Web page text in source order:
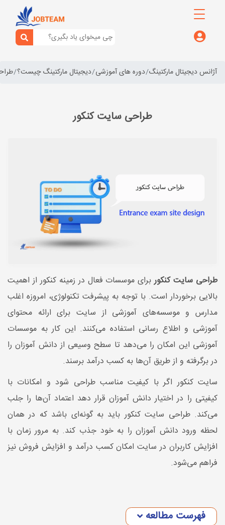
آژانس دیجیتال مارکتینگ دوره های آموزشی دیجیتال مارکتینگ چیست؟
طراحی سایت کنکور
طراحی سایت کنکوربرای موسسات فعال در زمینه کنکور از اهمیت
بالایی برخوردار است. با توجه به پیشرفت تکنولوژی، امروزه اغلب
مدارس و موسسه‌های آموزشی از سایت برای ارائه محتوای
آموزشی و اطلاع رسانی استفاده می‌کنند. این کار به موسسات
آموزشی این امکان را می‌دهد تا سطح وسیعی از دانش آموزان را
در برگرفته و از طریق آن‌ها به کسب درآمد برسند.
سایت کنکور اگر با کیفیت مناسب طراحی شود و امکانات با
کیفیتی را در اختیار دانش آموزان قرار دهد اعتماد آن‌ها را جلب
می‌کند. طراحی سایت کنکور باید به گونه‌ای باشد که در همان
لحظه ورود دانش آموزان را به خود جذب کند. به مرور زمان با
افزایش کاربران در سایت امکان کسب درآمد و افزایش فروش نیز
فراهم می‌شود.
فهرست مطالعه